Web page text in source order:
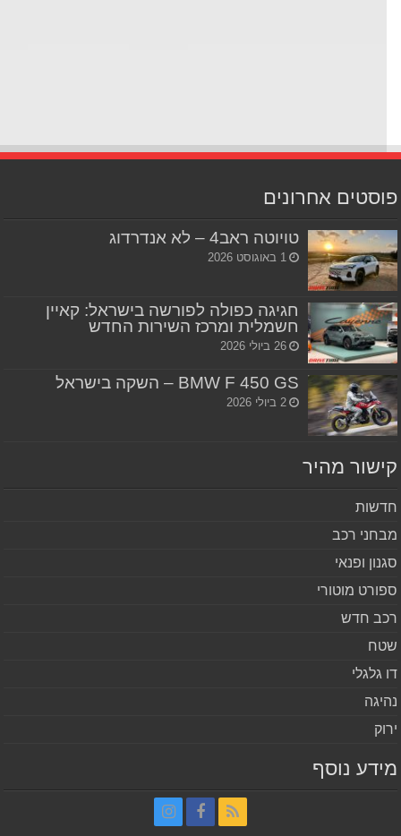
אחרונים
טויוטה ראב4 – לא אנדרדוג
1 באוגוסט 2026
חגיגה כפולה לפורשה בישראל: קאיין
חשמלית ומרכז השירות החדש
26 ביולי 2026
BMW F 450 GS – השקה בישראל
2 ביולי 2026
מהיר
רכב
ופנאי
מוטורי
חדש
גלגלי
נוסף